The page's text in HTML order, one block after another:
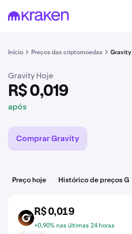
Início Preços das criptomoedas Gravity
R$ 0,019
Gravity Hoje
R$ 0,019
após
Comprar Gravity
Preço hoje Histórico de preços G
G
R$ 0,019
+0,90% nas últimas 24 horas